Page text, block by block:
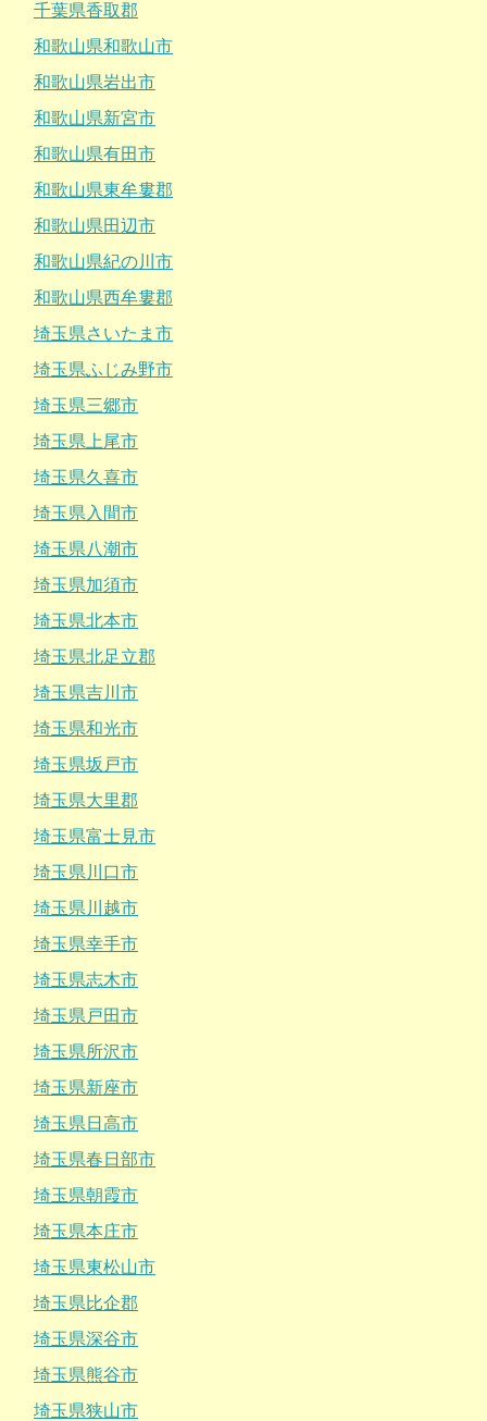
千葉県香取郡
和歌山県和歌山市
和歌山県岩出市
和歌山県新宮市
和歌山県有田市
和歌山県東牟婁郡
和歌山県田辺市
和歌山県紀の川市
和歌山県西牟婁郡
埼玉県さいたま市
埼玉県ふじみ野市
埼玉県三郷市
埼玉県上尾市
埼玉県久喜市
埼玉県入間市
埼玉県八潮市
埼玉県加須市
埼玉県北本市
埼玉県北足立郡
埼玉県吉川市
埼玉県和光市
埼玉県坂戸市
埼玉県大里郡
埼玉県富士見市
埼玉県川口市
埼玉県川越市
埼玉県幸手市
埼玉県志木市
埼玉県戸田市
埼玉県所沢市
埼玉県新座市
埼玉県日高市
埼玉県春日部市
埼玉県朝霞市
埼玉県本庄市
埼玉県東松山市
埼玉県比企郡
埼玉県深谷市
埼玉県熊谷市
埼玉県狭山市